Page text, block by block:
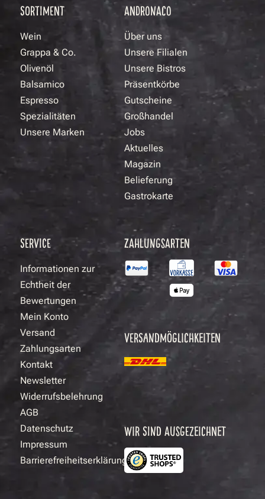
SORTIMENT
Wein
Grappa & Co.
Olivenöl
Balsamico
Espresso
Spezialitäten
Unsere Marken
ANDRONACO
Über uns
Unsere Filialen
Unsere Bistros
Präsentkörbe
Gutscheine
Großhandel
Jobs
Aktuelles
Magazin
Belieferung
Gastrokarte
SERVICE
Informationen zur
Echtheit der
Bewertungen
Mein Konto
Versand
Zahlungsarten
Kontakt
Newsletter
Widerrufsbelehrung
AGB
Datenschutz
Impressum
Barrierefreiheitserklärung
ZAHLUNGSARTEN
VERSANDMÖGLICHKEITEN
WIR SIND AUSGEZEICHNET